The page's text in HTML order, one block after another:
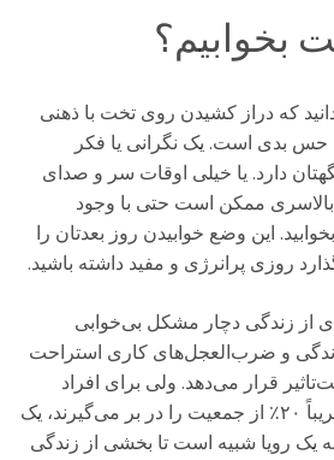
بخوابیم؟
که دراز کشیدن روی تخت با ذهنی
حس بدی است. یک نگرانی یا فکر
دارد. یا خیلی اوقات سر و صدای
بالاسری ممکن است حتی با وجود
این وضع خوابیدن روز بعدتان را
روزی پرانرژی و مفید داشته باشید.
از زندگی دچار مشکل بی‌خوابی
و ضرب‌العجل‌های کاری استراحت
قرار می‌دهد. ولی برای افراد
فوق‌العاده حساس که تقریباً ۲۰٪ از جمعیت را در بر می‌گیرند، یک
رویا شبیه است تا بخشی از زندگی